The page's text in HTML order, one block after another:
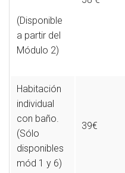
(Disponible
a partir del
Módulo 2)
Habitación
individual
con baño.
(Sólo
disponibles
mód 1 y 6)
39€